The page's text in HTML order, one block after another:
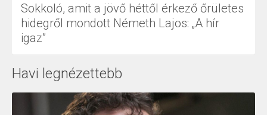
Sokkoló, amit a jövő héttől érkező őrületes
hidegről mondott Németh Lajos: „A hír
igaz”
Havi legnézettebb